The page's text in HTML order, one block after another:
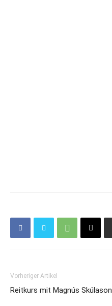
Vorheriger Artikel
Reitkurs mit Magnús Skúlason